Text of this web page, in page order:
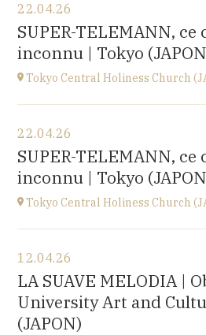
Yamanashi (JAPAN)
Kofu-City
à19H30
Accéder au site
22.04.26
SUPER-TELEMANN, ce
inconnu | Tokyo
Tokyo Central Holiness Church
Tokyo (JAPAN)
à 19H
22.04.26
SUPER-TELEMANN, ce
inconnu | Tokyo
Tokyo Central Holiness Church
Tokyo (JAPAN)
à14H
12.04.26
LA SUAVE MELODIA |
University Art and
(JAPON)